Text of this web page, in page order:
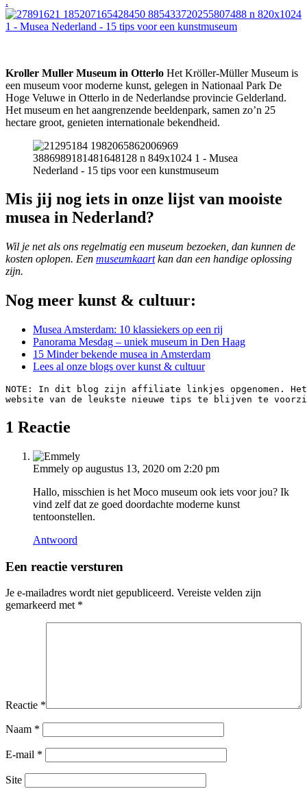
Kroller Muller Museum in Otterlo Het Kröller-Müller Museum is
een museum voor moderne kunst, gelegen in Nationaal Park De
Hoge Veluwe in Otterlo in de Nederlandse provincie Gelderland.
Het museum en het aangrenzende beeldenpark, samen zo’n 25
hectare groot, genieten internationale bekendheid.
Mis jij nog iets in onze lijst van mooiste
musea in Nederland?
Wil je net als ons regelmatig een museum bezoeken, dan kunnen de
kosten oplopen. Een museumkaartkan dan een handige oplossing
zijn.
Nog meer kunst & cultuur:
Musea Amsterdam: 10 klassiekers op een rij
Panorama Mesdag – uniek museum in Den Haag
15 Minder bekende musea in Amsterdam
Lees al onze blogs over kunst & cultuur
NOTE: In dit blog zijn affiliate linkjes opgenomen.
website van de leukste nieuwe tips te blijven te
1 Reactie
Emmely op augustus 13, 2020 om 2:20 pm
Hallo, misschien is het Moco museum ook iets voor jou? Ik
vind zelf dat ze goed doordachte moderne kunst
tentoonstellen.
Antwoord
Een reactie versturen
Je e-mailadres wordt niet gepubliceerd. Vereiste velden zijn
gemarkeerd met *
Reactie *
Naam *
E-mail *
Site